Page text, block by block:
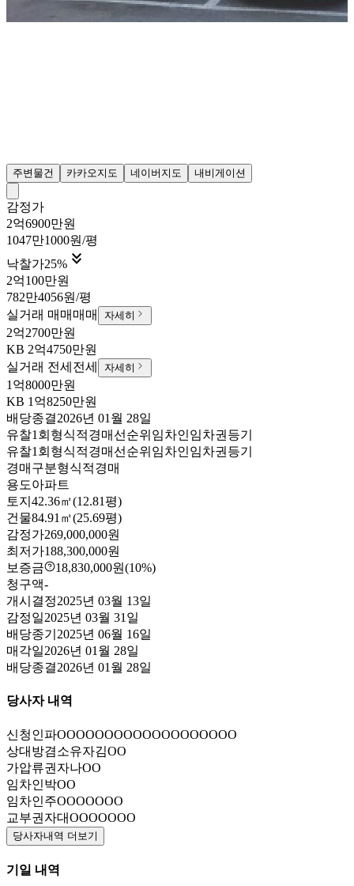
주변물건 카카오지도 네이버지도 내비게이션
감정가
2억6900만원
1047만1000원/평
낙찰가25% 
2억100만원
782만4056원/평
실거래 매매 매매 자세히
2억2700만원
KB 2억4750만원
실거래 전세 전세 자세히
1억8000만원
KB 1억8250만원
배당종결2026년 01월 28일
유찰1회 형식적경매 선순위임차인임차권등기
유찰1회 형식적경매 선순위임차인임차권등기
경매구분형식적경매
용도아파트
토지 42.36㎡(12.81평)
건물84.91㎡(25.69평)
감정가269,000,000원
최저가188,300,000원
보증금
18,830,000원(10%)
청구액-
개시결정2025년 03월 13일
감정일2025년 03월 31일
배당종기 2025년 06월 16일
매각일2026년 01월 28일
배당종결2026년 01월 28일
당사자 내역
신청인파OOOOOOOOOOOOOOOOOOO
상대방겸소유자김OO
가압류권자나OO
임차인박OO
임차인주OOOOOOO
교부권자대OOOOOOO
당사자내역 더보기
기일 내역